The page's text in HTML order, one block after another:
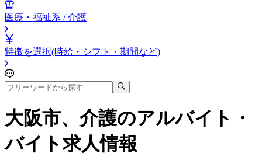
医療・福祉系 / 介護
特徴を選択(時給・シフト・期間など)
大阪市、介護のアルバイト・
バイト求人情報